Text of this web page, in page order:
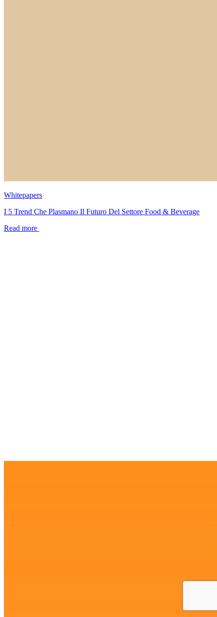
Whitepapers
I 5 Trend Che Plasmano Il Futuro Del Settore Food & Beverage
Read more